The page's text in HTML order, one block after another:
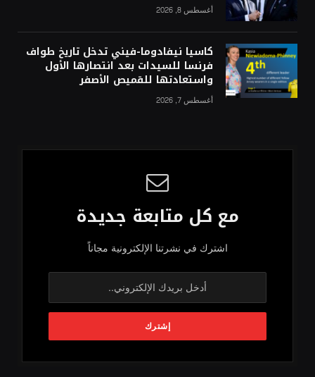
أغسطس 8, 2026
كاسيا نيفادوما-فيني تدخل تاريخ طواف
فرنسا للسيدات بعد انتصارها الأول
واستعادتها للقميص الأصفر
أغسطس 7, 2026
مع كل متابعة جديدة
اشترك في نشرتنا الإلكترونية مجاناً